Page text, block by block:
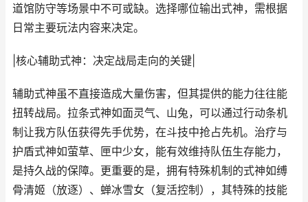
道馆防守等场景中不可或缺。选择哪位输出式神，需根据
日常主要玩法内容来决定。
|核心辅助式神：决定战局走向的关键|
辅助式神虽不直接造成大量伤害，但其提供的能力往往能
扭转战局。拉条式神如面灵气、山兔，可以通过行动条机
制让我方队伍获得先手优势，在斗技中抢占先机。治疗与
护盾式神如萤草、匣中少女，能有效维持队伍生存能力，
是持久战的保障。更重要的是，拥有特殊机制的式神如缚
骨清姬（放逐）、蝉冰雪女（复活控制），其特殊的技能